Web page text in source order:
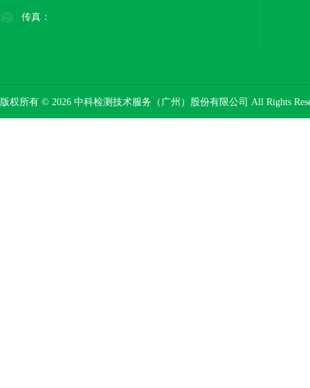
传真：
版权所有 © 2026 中科检测技术服务（广州）股份有限公司 All Rights